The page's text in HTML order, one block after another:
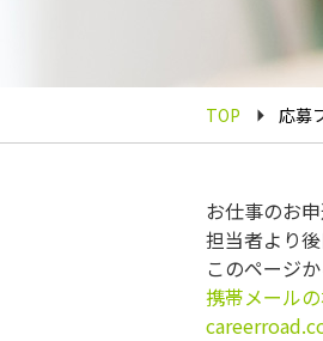
TOP 応募
お仕事のお
担当者より
このページ
携帯メール